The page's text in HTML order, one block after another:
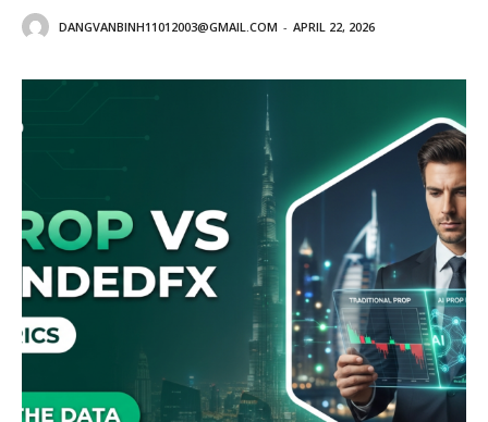
DANGVANBINH11012003@GMAIL.COM - APRIL 22, 2026